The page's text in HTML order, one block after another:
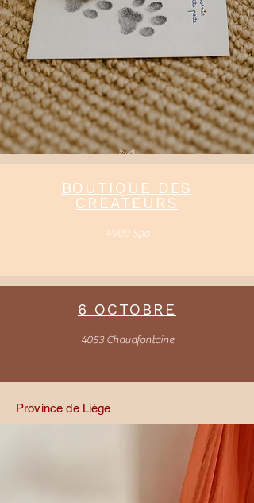
BOUTIQUE DES
CREATEURS
4900 Spa
6 OCTOBRE
4053 Chaudfontaine
Province de Liège